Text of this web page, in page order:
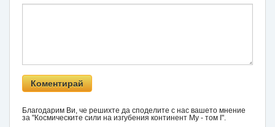
Благодарим Ви, че решихте да споделите с нас вашето мнение
за "Космическите сили на изгубения континент Му - том I".